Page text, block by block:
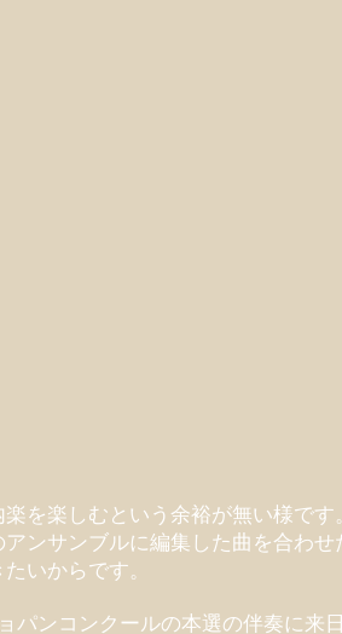
を楽しむという余裕が無い様で
アンサンブルに編集した曲を合わ
いからです。
パンコンクールの本選の伴奏に来